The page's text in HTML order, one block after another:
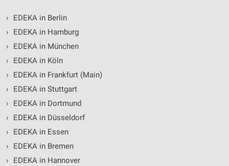
›
EDEKA in Berlin
›
EDEKA in Hamburg
›
EDEKA in München
›
EDEKA in Köln
›
EDEKA in Frankfurt (Main)
›
EDEKA in Stuttgart
›
EDEKA in Dortmund
›
EDEKA in Düsseldorf
›
EDEKA in Essen
›
EDEKA in Bremen
›
EDEKA in Hannover